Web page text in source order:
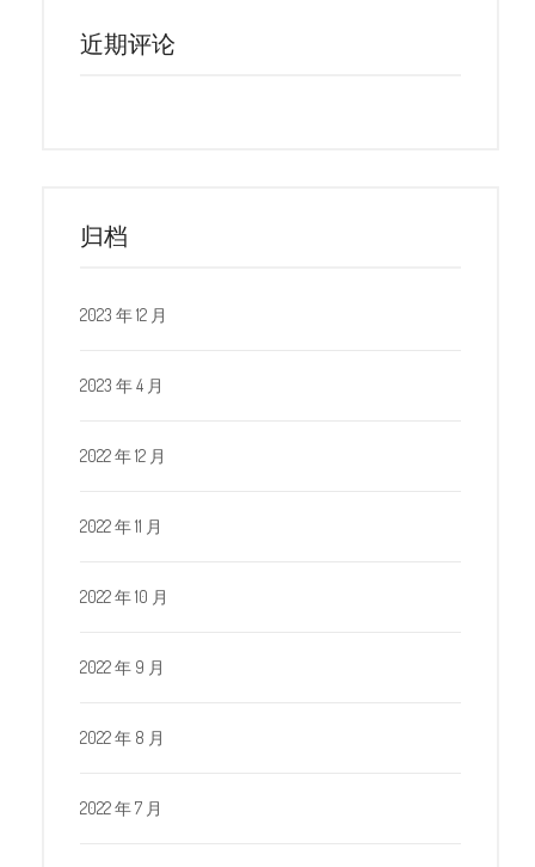
近期评论
归档
2023 年 12 月
2023 年 4 月
2022 年 12 月
2022 年 11 月
2022 年 10 月
2022 年 9 月
2022 年 8 月
2022 年 7 月